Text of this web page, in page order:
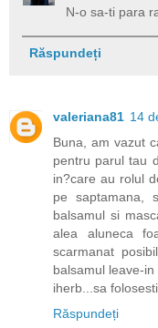
N-o sa-ti para
Răspundeți
valeriana81 14
Buna, am vazut
pentru parul tau
in?care au rolul
pe saptamana,
balsamul si
alea aluneca
scarmanat
balsamul leave-
iherb...sa
Răspundeți